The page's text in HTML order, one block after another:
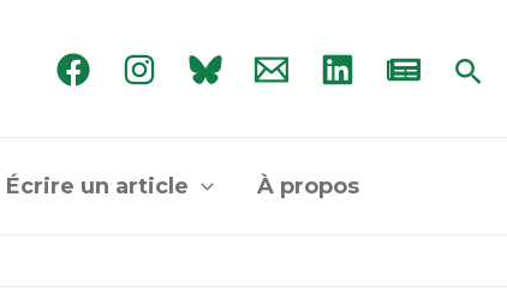
Écrire un article À propos